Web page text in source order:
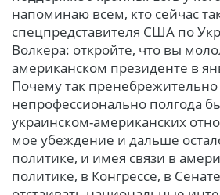
напоминаю всем, кто сейчас
спецпредставителя США по
Волкера: откройте, что вы
американском президенте в
Почему так пренебрежительно
непрофессионально полгода
украинском-американских
мое убеждение и дальше
политике, и имея связи в
политике, в Конгрессе, в